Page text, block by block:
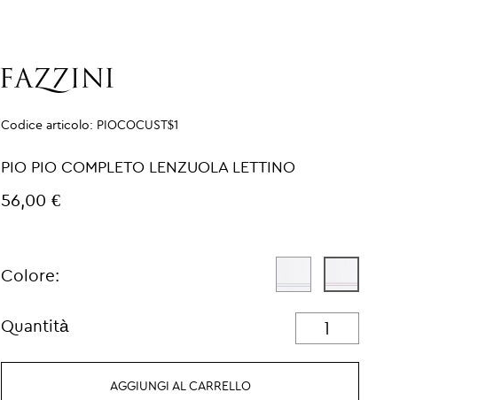
Codice articolo: PIOCOCUST$1
PIO PIO COMPLETO LENZUOLA LETTINO
56,00 €
Colore:
Quantità
AGGIUNGI AL CARRELLO